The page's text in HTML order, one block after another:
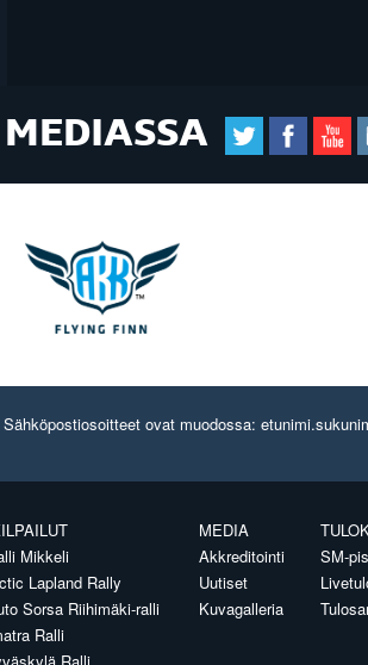
ovat muodossa:
Mikkeli
Lapland Rally
Sorsa Riihimäki-ralli
Ralli
MEDIA
Akkreditointi
Uutiset
Kuvagalleria
SM-